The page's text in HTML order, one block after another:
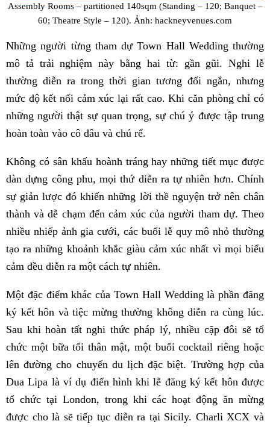
Assembly Rooms – partitioned 140sqm (Standing – 120; Banquet –
60; Theatre Style – 120). Ảnh: hackneyvenues.com
Những người từng tham dự Town Hall Wedding thường
mô tả trải nghiệm này bằng hai từ: gần gũi. Nghi lễ
thường diễn ra trong thời gian tương đối ngắn, nhưng
mức độ kết nối cảm xúc lại rất cao. Khi căn phòng chỉ có
những người thật sự quan trọng, sự chú ý được tập trung
hoàn toàn vào cô dâu và chú rể.
Không có sân khấu hoành tráng hay những tiết mục được
dàn dựng công phu, mọi thứ diễn ra tự nhiên hơn. Chính
sự giản lược đó khiến những lời thề nguyện trở nên chân
thành và dễ chạm đến cảm xúc của người tham dự. Theo
nhiều nhiếp ảnh gia cưới, các buổi lễ quy mô nhỏ thường
tạo ra những khoảnh khắc giàu cảm xúc nhất vì mọi biểu
cảm đều diễn ra một cách tự nhiên.
Một đặc điểm khác của Town Hall Wedding là phần đăng
ký kết hôn và tiệc mừng thường không diễn ra cùng lúc.
Sau khi hoàn tất nghi thức pháp lý, nhiều cặp đôi sẽ tổ
chức một bữa tối thân mật, một buổi cocktail riêng hoặc
lên đường cho chuyến du lịch đặc biệt. Trường hợp của
Dua Lipa là ví dụ điển hình khi lễ đăng ký kết hôn được
tổ chức tại London, trong khi các hoạt động ăn mừng
được cho là sẽ tiếp tục diễn ra tại Sicily. Charli XCX và